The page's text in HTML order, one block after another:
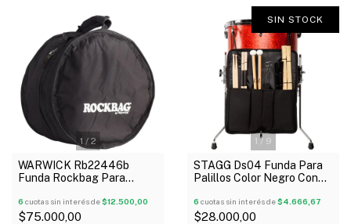
1 / 2
WARWICK Rb22446b
Funda Rockbag Para
Oferta!
6 cuotas sin interés de$12.500,00
$75.000,00
1 / 9
SIN STOCK
STAGG Ds04 Funda Para
Palillos Color Negro Con
6 cuotas sin interés de$4.666,67
$28.000,00